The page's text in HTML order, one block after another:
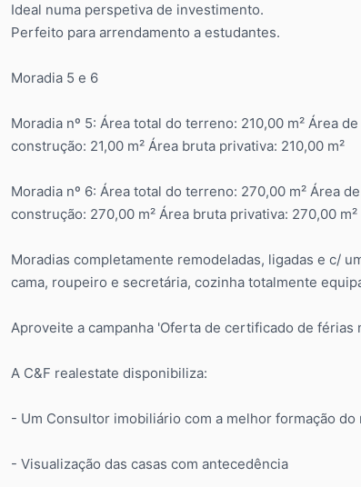
Ideal numa perspetiva de investimento.
Perfeito para arrendamento a estudantes.
Moradia 5 e 6
Moradia nº 5: Área total do terreno: 210,00 m² Área
construção: 21,00 m² Área bruta privativa: 210,00 m²
Moradia nº 6: Área total do terreno: 270,00 m² Área
construção: 270,00 m² Área bruta privativa: 270,00 m²
Moradias completamente remodeladas, ligadas e c/
cama, roupeiro e secretária, cozinha totalmente
Aproveite a campanha 'Oferta de certificado de férias
A C&F realestate disponibiliza:
- Um Consultor imobiliário com a melhor formação do
- Visualização das casas com antecedência